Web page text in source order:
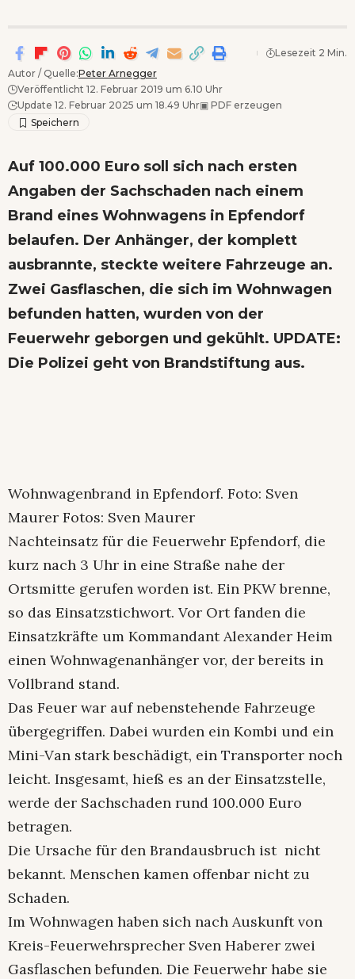
Autor / Quelle:Peter Arnegger
Veröffentlicht 12. Februar 2019 um 6.10 Uhr
Update 12. Februar 2025 um 18.49 Uhr▣ PDF erzeugen
Lesezeit 2 Min.
Auf 100.000 Euro soll sich nach ersten
Angaben der Sachschaden nach einem
Brand eines Wohnwagens in Epfendorf
belaufen. Der Anhänger, der komplett
ausbrannte, steckte weitere Fahrzeuge an.
Zwei Gasflaschen, die sich im Wohnwagen
befunden hatten, wurden von der
Feuerwehr geborgen und gekühlt. UPDATE:
Die Polizei geht von Brandstiftung aus.
Wohnwagenbrand in Epfendorf. Foto: Sven
Maurer Fotos: Sven Maurer
Nachteinsatz für die Feuerwehr Epfendorf, die
kurz nach 3 Uhr in eine Straße nahe der
Ortsmitte gerufen worden ist. Ein PKW brenne,
so das Einsatzstichwort. Vor Ort fanden die
Einsatzkräfte um Kommandant Alexander Heim
einen Wohnwagenanhänger vor, der bereits in
Vollbrand stand.
Das Feuer war auf nebenstehende Fahrzeuge
übergegriffen. Dabei wurden ein Kombi und ein
Mini-Van stark beschädigt, ein Transporter noch
leicht. Insgesamt, hieß es an der Einsatzstelle,
werde der Sachschaden rund 100.000 Euro
betragen.
Die Ursache für den Brandausbruch ist nicht
bekannt. Menschen kamen offenbar nicht zu
Schaden.
Im Wohnwagen haben sich nach Auskunft von
Kreis-Feuerwehrsprecher Sven Haberer zwei
Gasflaschen befunden. Die Feuerwehr habe sie